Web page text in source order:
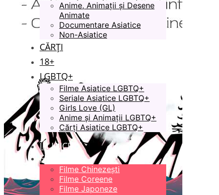
Anime, Animații și Desene
Animate
Documentare Asiatice
Non-Asiatice
CĂRȚI
18+
LGBTQ+
Filme Asiatice LGBTQ+
Seriale Asiatice LGBTQ+
Girls Love (GL)
Anime și Animații LGBTQ+
Cărți Asiatice LGBTQ+
ÎN LUCRU
FILME
Filme Chinezești
Filme Coreene
Filme Japoneze